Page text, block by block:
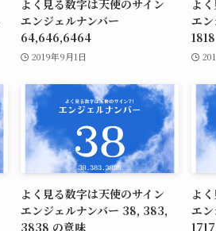
よく見る数字は天使のサイン
エンジェルナンバー
64,646,6464
2019年9月1日
よ
エン
よく見る数字は天使のサイン
エンジェルナンバー 38, 383,
3838 の意味
よ
エン